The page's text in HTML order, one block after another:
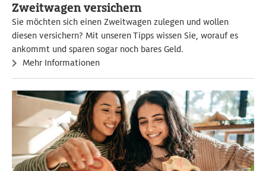
Zweitwagen versichern
Sie möchten sich einen Zweitwagen zulegen und wollen
diesen versichern? Mit unseren Tipps wissen Sie, worauf es
ankommt und sparen sogar noch bares Geld.
Mehr Informationen